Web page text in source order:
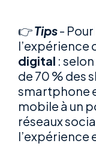
👉Tips-
l’expérience
digital :
de 70 % des
smartphone
mobile à un
réseaux
l’expérience